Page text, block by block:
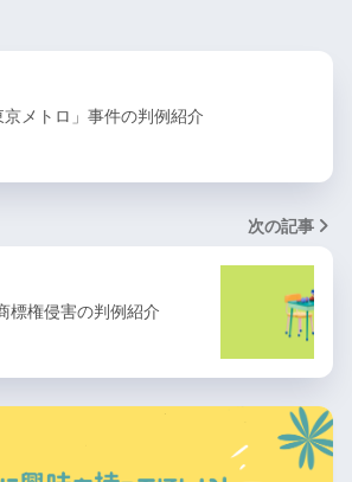
京メトロ」事件の判例紹介
次の記事
標権侵害の判例紹介